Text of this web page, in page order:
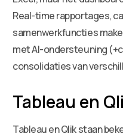
Real-time rapportages,
samenwerkfuncties
met AI-ondersteuning
consolidaties van
Tableau en
Tableau en Qlik staan